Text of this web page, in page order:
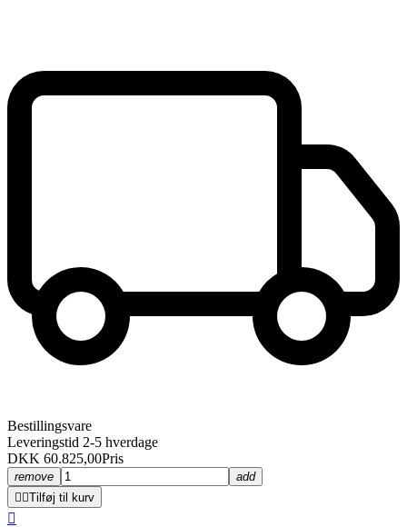
Bestillingsvare
Leveringstid 2-5 hverdage
DKK 60.825,00Pris
remove
add
Tilføj til kurv
